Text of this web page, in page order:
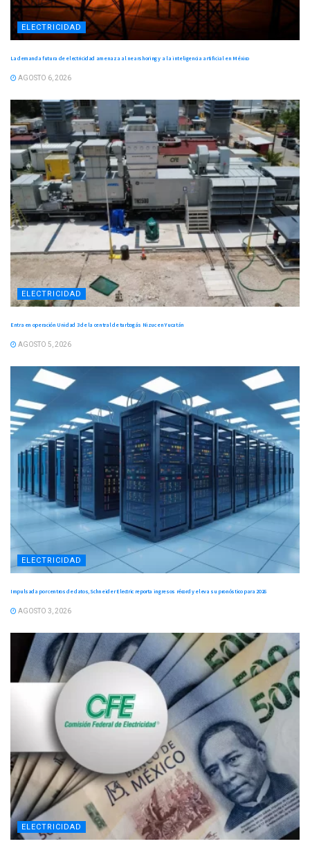
ELECTRICIDAD
La demanda futura de electricidad amenaza al nearshoring y a la inteligencia artificial en México
AGOSTO 6, 2026
ELECTRICIDAD
Entra en operación Unidad 3 de la central de turbogás Nizuc en Yucatán
AGOSTO 5, 2026
ELECTRICIDAD
Impulsada por centros de datos, Schneider Electric reporta ingresos récord y eleva su pronóstico para 2026
AGOSTO 3, 2026
ELECTRICIDAD